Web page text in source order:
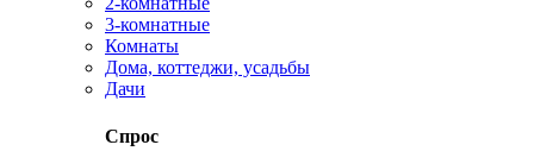
3-комнатные
Комнаты
Дома, коттеджи, усадьбы
Дачи
Спрос